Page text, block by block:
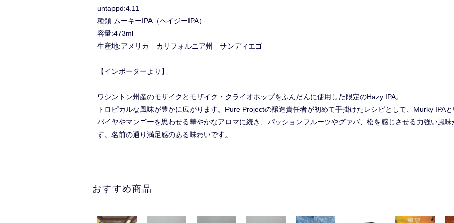
untappd:4.11
種類:ムーキーIPA（ヘイジーIPA）
容量:473ml
生産地:アメリカ カリフォルニア州 サンディエゴ
【インポーターより】
ワシントン州産のモザイクとモザイク・クライオホップをふんだんに使用した限定のHazy IPA。
トロピカルな風味が豊かに広がります。Pure Projectの醸造責任者が初めて手掛けたレシピとして、Murky IPA
パイヤやマンゴーを思わせる華やかなアロマに続き、パッションフルーツやグァバ、松を感じさせる力強い風
す。名前の通り満足感のある味わいです。
おすすめ商品